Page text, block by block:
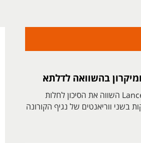
בהשוואה לדלתא
מחקר שפורסם ב-Lancet השווה את הסיכון לחלות
בשני ווריאנטים של נגיף הקורונה